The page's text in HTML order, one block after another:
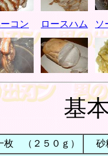
コン ロースハム ソ
基
（２５０ｇ）
砂